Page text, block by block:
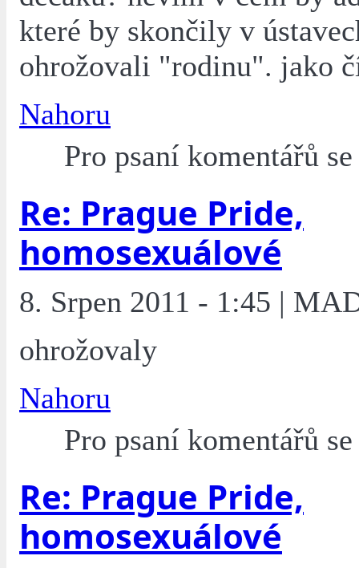
které by skončily v
ohrožovali "rodinu". jako
Nahoru
Pro psaní komentářů
Re: Prague Pride,
homosexuálové
8. Srpen 2011 - 1:45 |
ohrožovaly
Nahoru
Pro psaní komentářů
Re: Prague Pride,
homosexuálové